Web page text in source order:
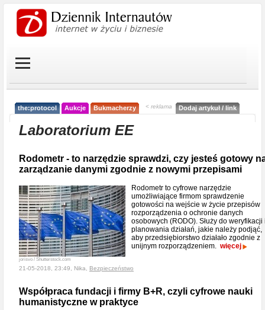
the:protocol Aukcje Bukmacherzy < reklama Dodaj artykuł / link
Laboratorium EE
Rodometr - to narzędzie sprawdzi, czy jesteś gotowy
zarządzanie danymi zgodnie z nowymi przepisami
jorisvo / Shutterstock.com
Rodometr to cyfrowe narzędzie
umożliwiające firmom sprawdzenie
gotowości na wejście w życie przepisów
rozporządzenia o ochronie danych
osobowych (RODO). Służy do weryfikacji
planowania działań, jakie należy podjąć,
aby przedsiębiorstwo działało zgodnie z
unijnym rozporządzeniem. więcej
21-05-2018, 23:49, Nika, Bezpieczeństwo
Współpraca fundacji i firmy B+R, czyli cyfrowe nauki
humanistyczne w praktyce